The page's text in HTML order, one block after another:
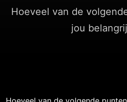
Hoeveel van de
jou